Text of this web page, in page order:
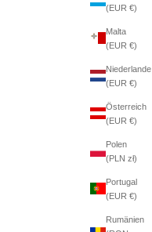
(EUR €)
Malta
(EUR €)
Niederlande
(EUR €)
Österreich
(EUR €)
Polen
(PLN zł)
Portugal
(EUR €)
Rumänien